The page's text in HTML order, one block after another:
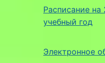
Расписание
учебный год
Электронное